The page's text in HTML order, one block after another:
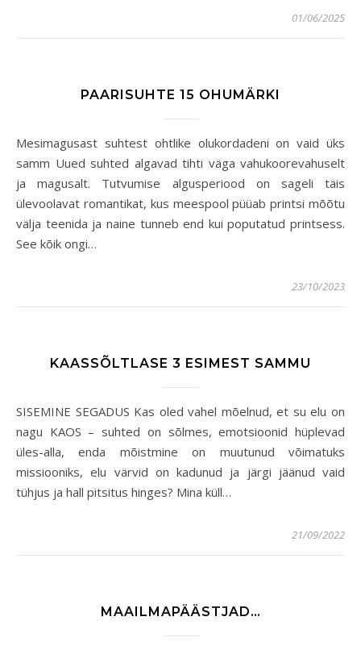
01/06/2025
PAARISUHTE 15 OHUMÄRKI
Mesimagusast suhtest ohtlike olukordadeni on vaid üks
samm Uued suhted algavad tihti väga vahukoorevahuselt
ja magusalt. Tutvumise algusperiood on sageli täis
ülevoolavat romantikat, kus meespool püüab printsi mõõtu
välja teenida ja naine tunneb end kui poputatud printsess.
See kõik ongi…
23/10/2023
KAASSÕLTLASE 3 ESIMEST SAMMU
SISEMINE SEGADUS Kas oled vahel mõelnud, et su elu on
nagu KAOS – suhted on sõlmes, emotsioonid hüplevad
üles-alla, enda mõistmine on muutunud võimatuks
missiooniks, elu värvid on kadunud ja järgi jäänud vaid
tühjus ja hall pitsitus hinges? Mina küll…
21/09/2022
MAAILMAPÄÄSTJAD…